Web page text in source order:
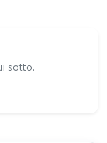
sotto.